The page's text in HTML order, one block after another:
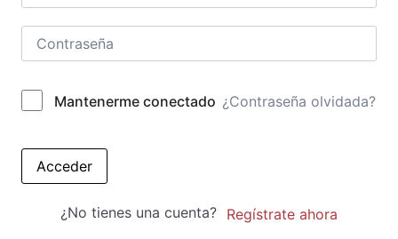
Mantenerme conectado ¿Contraseña olvidada?
Acceder
¿No tienes una cuenta? Regístrate ahora